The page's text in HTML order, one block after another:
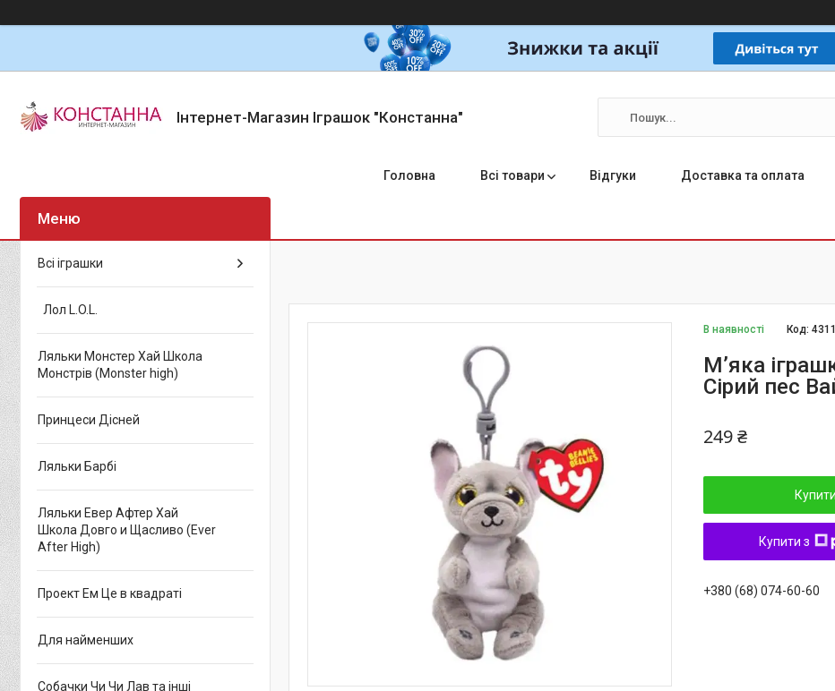
Інтернет-Магазин Іграшок "Констанна"
Головна Всі товари Відгуки Доставка та оплата
В наявності Код:
М’яка
Сірий пес
249 ₴
Купити
Купити з
+380 (68) 074-60-60
Всі іграшки
Лол L.O.L.
Ляльки Монстер Хай Школа
Монстрів (Monster high)
Принцеси Дісней
Ляльки Барбі
Ляльки Евер Афтер Хай
Школа Довго и Щасливо (Ever
After High)
Проект Ем Це в квадраті
Для найменших
Собачки Чи Чи Лав та інші